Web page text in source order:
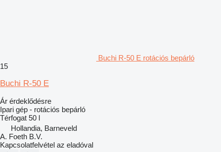
Buchi R-50 E rotációs bepárló
15
Buchi R-50 E
Ár érdeklődésre
Ipari gép - rotációs bepárló
Térfogat 50 l
Hollandia, Barneveld
A. Foeth B.V.
Kapcsolatfelvétel az eladóval